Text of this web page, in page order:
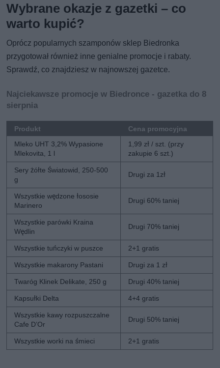
Wybrane okazje z gazetki – co
warto kupić?
Oprócz popularnych szamponów sklep Biedronka
przygotował również inne genialne promocje i rabaty.
Sprawdź, co znajdziesz w najnowszej gazetce.
Najciekawsze promocje w Biedronce - gazetka do 8
sierpnia
Produkt
Cena promocyjna
Mleko UHT 3,2% Wypasione
Mlekovita, 1 l
1,99 zł / szt. (przy
zakupie 6 szt.)
Sery żółte Światowid, 250-500
g
Drugi za 1zł
Wszystkie wędzone łososie
Marinero
Drugi 60% taniej
Wszystkie parówki Kraina
Wędlin
Drugi 70% taniej
Wszystkie tuńczyki w puszce 2+1 gratis
Wszystkie makarony Pastani Drugi za 1 zł
Twaróg Klinek Delikate, 250 g Drugi 40% taniej
Kapsułki Delta 4+4 gratis
Wszystkie kawy rozpuszczalne
Cafe D’Or
Drugi 50% taniej
Wszystkie worki na śmieci 2+1 gratis